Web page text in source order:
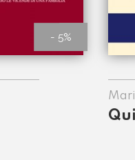
- 5%